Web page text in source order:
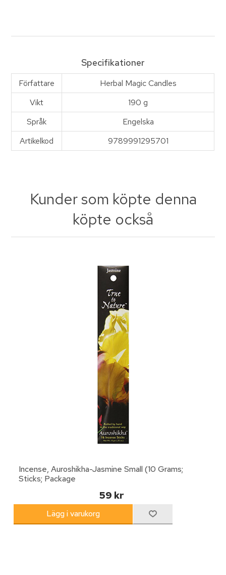
Specifikationer
Författare
Herbal Magic Candles
Vikt
190 g
Språk
Engelska
Artikelkod
9789991295701
Kunder som köpte denna
köpte också
Incense, Auroshikha-Jasmine Small (10 Grams;
Sticks; Package
59 kr